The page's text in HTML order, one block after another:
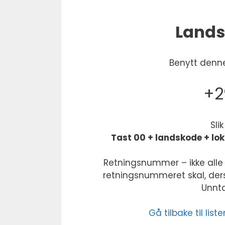
Benytt
Tast 00 + landskode +
Retningsnummer – ikke
retningsnummeret skal,
Gå tilbake til